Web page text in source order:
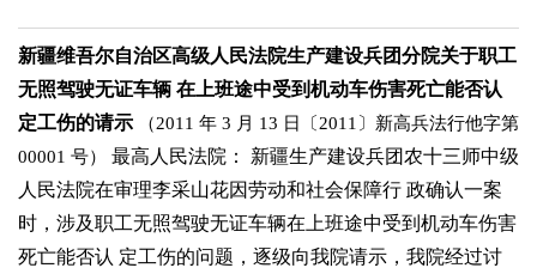
新疆维吾尔自治区高级人民法院生产建设兵团分院关于职工
无照驾驶无证车辆 在上班途中受到机动车伤害死亡能否认
定工伤的请示
（2011 年 3 月 13 日〔2011 〕新高兵法行他字第
00001 号） 最高人民法院： 新疆生产建设兵团农十三师中级
人民法院在审理李采山花因劳动和社会保障行 政确认一案
时，涉及职工无照驾驶无证车辆在上班途中受到机动车伤害
死亡能否认 定工伤的问题，逐级向我院请示，我院经过讨